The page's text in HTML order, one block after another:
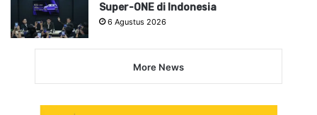
Super-ONE di Indonesia
6 Agustus 2026
More News